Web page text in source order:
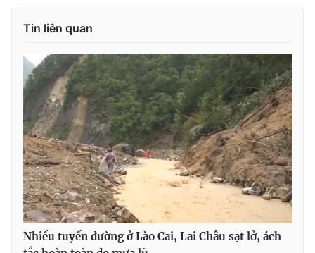
Photo
Video Shorts video
VTV Money VTV Thể thao
VTV Sức khoẻ Bất động sản
Thị trường 24h Tấm lòng Việt
VTV4 Vươn mình bằng AI
Tin liên quan
Nhiều tuyến đường ở Lào Cai, Lai Châu sạt lở, ách